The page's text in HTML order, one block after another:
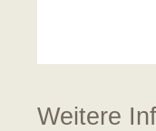
Weitere